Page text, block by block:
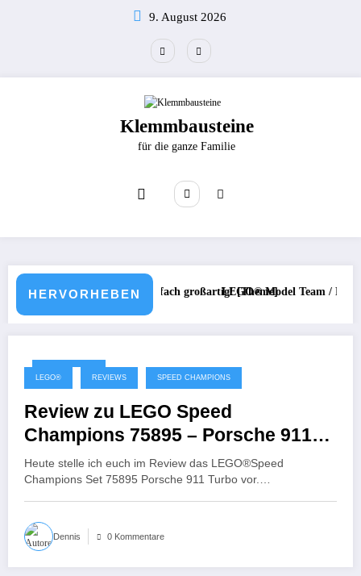
9. August 2026
Klemmbausteine
für die ganze Familie
HERVORHEBEN
Alle Sets und mehr / Einfach großartig! [Theme]LEGO® Model Team / Folge 3 /
30. Juni 2021
LEGO® REVIEWS SPEED CHAMPIONS
Review zu LEGO Speed
Champions 75895 – Porsche 911
Turbo
Heute stelle ich euch im Review das LEGO®Speed
Champions Set 75895 Porsche 911 Turbo vor.…
Dennis 0 Kommentare